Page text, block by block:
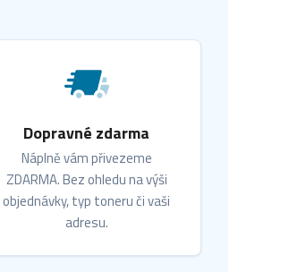
Dopravné zdarma
Náplně vám přivezeme
ZDARMA. Bez ohledu na výši
objednávky, typ toneru či vaši
adresu.